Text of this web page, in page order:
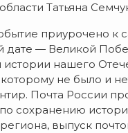
Татьяна
приурочено к
дате — Великой
нашего
не было и
Почта России
сохранению
выпуск